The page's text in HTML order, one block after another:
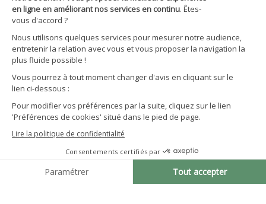
CGV particuliers
Politique de confidentialité